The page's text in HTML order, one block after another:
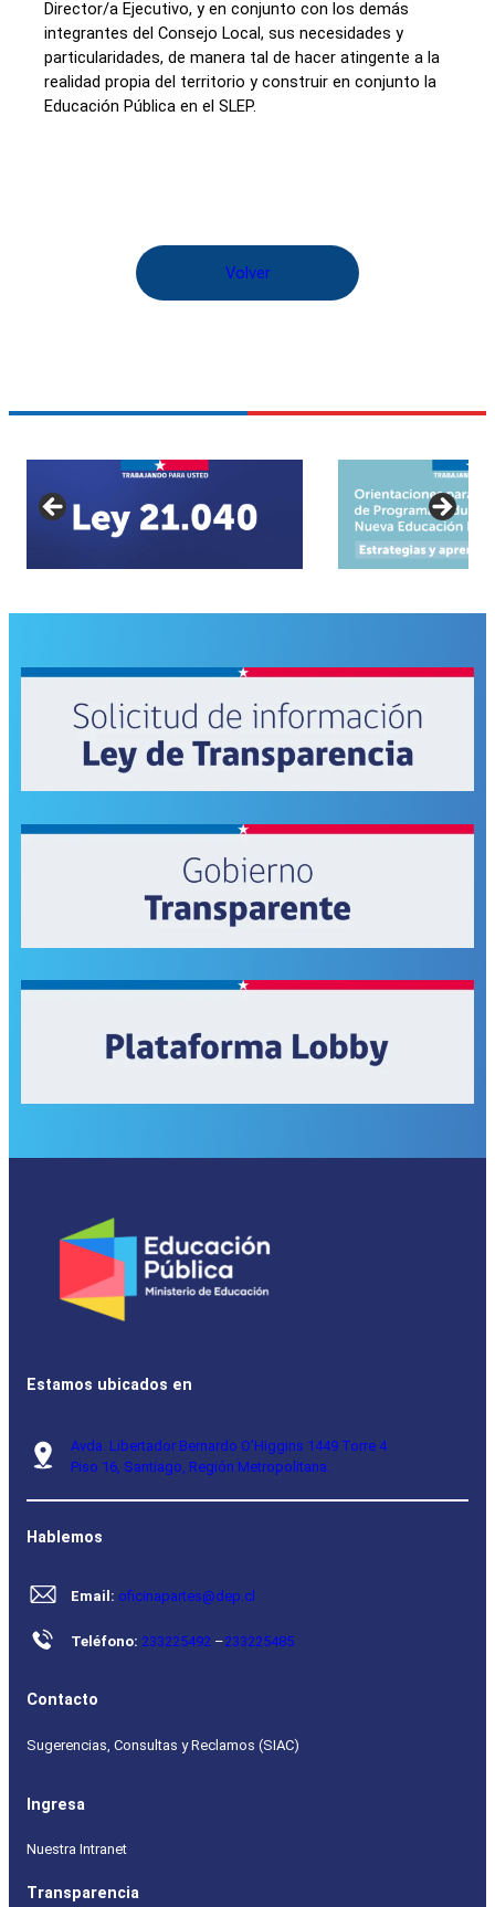
Director/a Ejecutivo, y en conjunto con los demás
integrantes del Consejo Local, sus necesidades y
particularidades, de manera tal de hacer atingente a la
realidad propia del territorio y construir en conjunto la
Educación Pública en el SLEP.
Volver
Estamos ubicados en
Avda. Libertador Bernardo O’Higgins 1449 Torre 4
Piso 16, Santiago, Región Metropolitana.
Hablemos
Email: oficinapartes@dep.cl
Teléfono: 233225492 –233225485
Contacto
Sugerencias, Consultas y Reclamos (SIAC)
Ingresa
Nuestra Intranet
Transparencia